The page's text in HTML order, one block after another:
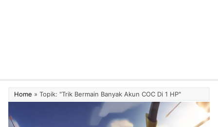
Home » Topik: "Trik Bermain Banyak Akun COC Di 1 HP"